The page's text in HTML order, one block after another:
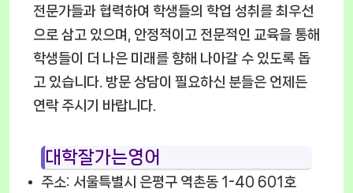
전문가들과 협력하여 학생들의 학업 성취를 최우선
으로 삼고 있으며, 안정적이고 전문적인 교육을 통해
학생들이 더 나은 미래를 향해 나아갈 수 있도록 돕
고 있습니다. 방문 상담이 필요하신 분들은 언제든
연락 주시기 바랍니다.
대학잘가는영어
주소: 서울특별시 은평구 역촌동 1-40 601호